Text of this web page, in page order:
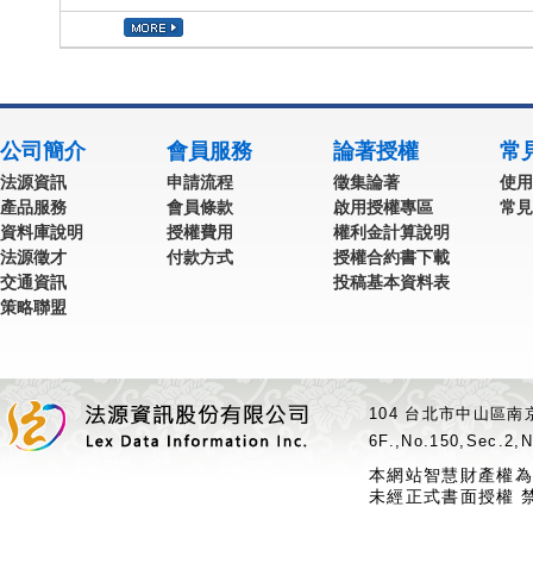
公司簡介
法源資訊
產品服務
資料庫說明
法源徵才
交通資訊
策略聯盟
會員服務
申請流程
會員條款
授權費用
付款方式
論著授權
徵集論著
啟用授權專區
權利金計算說明
授權合約書下載
投稿基本資料表
常
使
常
104 台北市中山區
本網站智慧財產權
未經正式書面授權